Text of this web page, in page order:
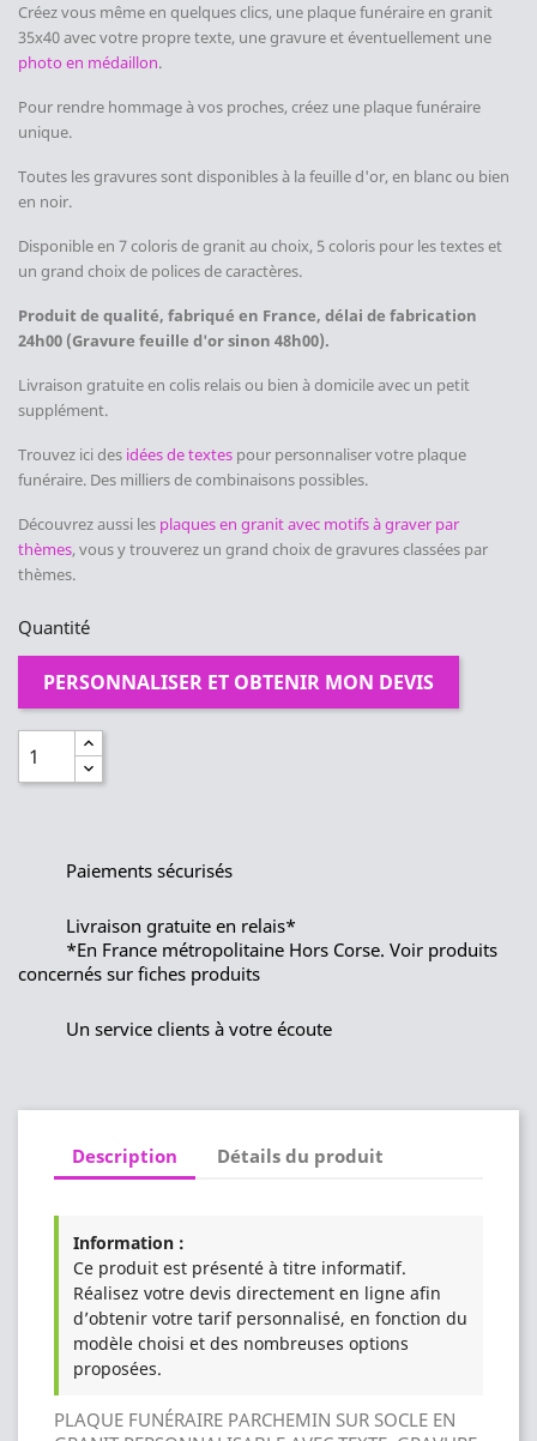
Créez vous même en quelques clics, une plaque funéraire en granit
35x40 avec votre propre texte, une gravure et éventuellement une
photo en médaillon.
Pour rendre hommage à vos proches, créez une plaque funéraire
unique.
Toutes les gravures sont disponibles à la feuille d'or, en blanc ou bien
en noir.
Disponible en 7 coloris de granit au choix, 5 coloris pour les textes et
un grand choix de polices de caractères.
Produit de qualité, fabriqué en France, délai de fabrication
24h00 (Gravure feuille d'or sinon 48h00).
Livraison gratuite en colis relais ou bien à domicile avec un petit
supplément.
Trouvez ici des idées de textes pour personnaliser votre plaque
funéraire. Des milliers de combinaisons possibles.
Découvrezaussi les plaques en granit avec motifs à graver par
thèmes, vous y trouverez un grand choix de gravures classées par
thèmes.
Quantité
PERSONNALISER ET OBTENIR MON DEVIS
Paiements sécurisés
Livraison gratuite en relais*
*En France métropolitaine Hors Corse. Voir produits
concernés sur fiches produits
Un service clients à votre écoute
Description Détails du produit
Information :
Ce produit est présenté à titre informatif.
Réalisez votre devis directement en ligne afin
d’obtenir votre tarif personnalisé, en fonction du
modèle choisi et des nombreuses options
proposées.
PLAQUE FUNÉRAIRE PARCHEMIN SUR SOCLE EN